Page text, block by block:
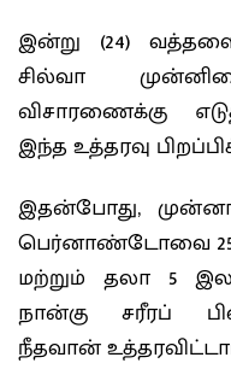
இன்று (24)
சில்வா
விசாரணைக்கு
இந்த உத்தரவு
இதன்போது,
பெர்னாண்டோவை
மற்றும் தலா 5
நான்கு சரீரப்
நீதவான்